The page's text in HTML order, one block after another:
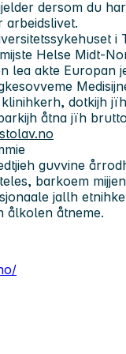
dersom du
i
Helse Midt-
lea akte Europan
dotkijh
åtna jïh
guvvine
barkoem
jallh
ålkolen åtneme.